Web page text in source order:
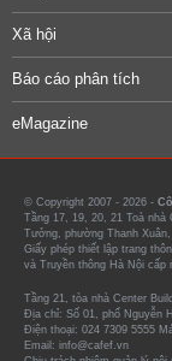
Xã hội
Báo cáo phân tích
eMagazine
© Copyright 2007 - 2026 -
Tầng 17, 19, 20, 21 Toà nhà
Tưởng, phường Thanh
Giấy phép thiết lập trang
và Truyền thông Hà Nội cấp
Tầng 21, tòa nhà Center
Địa chỉ: Số 01, phố Nguyễn
Điện thoại: 024 7309 5555
Email: info@cafef.vn